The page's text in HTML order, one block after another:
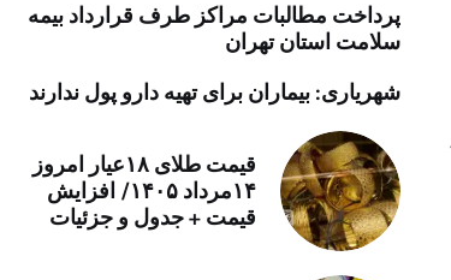
پرداخت مطالبات مراکز طرف قرارداد بیمه
سلامت استان تهران
شهریاری: بیماران برای تهیه دارو پول ندارند
قیمت طلای ۱۸عیار امروز
۱۴مرداد ۱۴۰۵/ افزایش
قیمت + جدول و جزئیات